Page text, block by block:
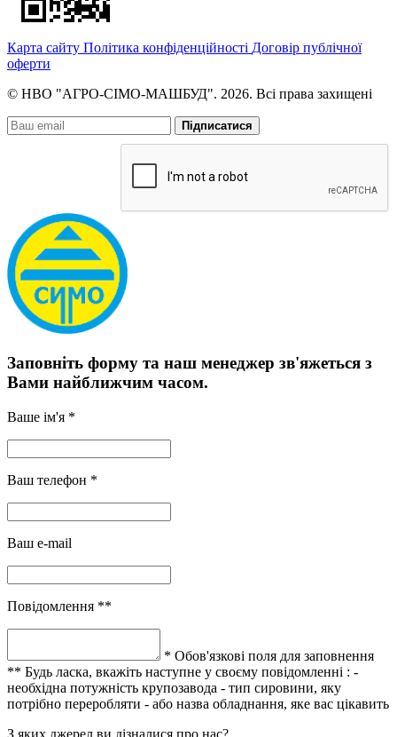
Карта сайту Політика конфіденційності Договір публічної
оферти
© НВО "АГРО-СІМО-МАШБУД". 2026. Всі права захищені
Підписатися
Заповніть форму та наш менеджер зв'яжеться з
Вами найближчим часом.
Ваше ім'я *
Ваш телефон *
Ваш e-mail
Повідомлення **
* Обов'язкові поля для заповнення
** Будь ласка, вкажіть наступне у своєму повідомленні : -
необхідна потужність крупозавода - тип сировини, яку
потрібно переробляти - або назва обладнання, яке вас цікавить
З яких джерел ви дізналися про нас?